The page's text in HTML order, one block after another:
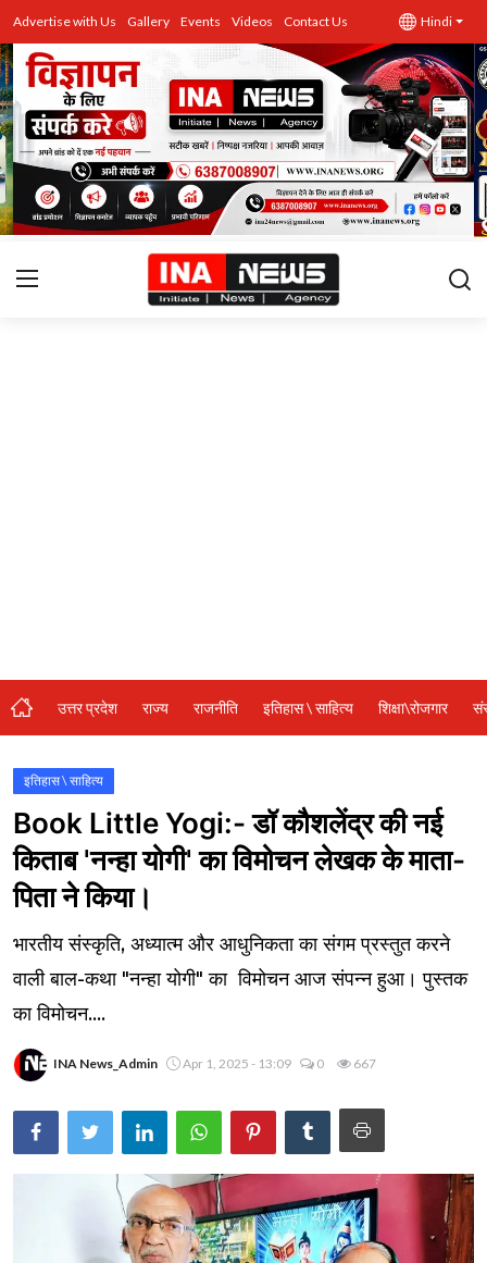
Advertise with Us Gallery Events Videos Contact Us Hindi
उत्तर प्रदेश
Advertise with Us
Events
राज्य
विशेष स्टोरी
अजब गजब
कृषि
नई दिल्ली
टेक्नोलॉजी / बिजनेस
वायरल न्यूज़
उत्तर प्रदेश राज्य राजनीति इतिहास \ साहित्य शिक्षा\रोजगार
इतिहास \ साहित्य
Book Little Yogi:- डॉ कौशलेंद्र की नई
किताब 'नन्हा योगी' का विमोचन लेखक के माता-
पिता ने किया।
भारतीय संस्कृति, अध्यात्म और आधुनिकता का संगम प्रस्तुत करने
वाली बाल-कथा "नन्हा योगी" का विमोचन आज संपन्न हुआ। पुस्तक
का विमोचन....
INA News_Admin Apr 1, 2025 - 13:09 0 667